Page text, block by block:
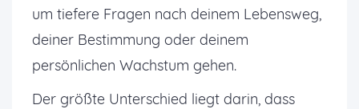
um tiefere Fragen nach deinem Lebensweg,
deiner Bestimmung oder deinem
persönlichen Wachstum gehen.
Der größte Unterschied liegt darin, dass